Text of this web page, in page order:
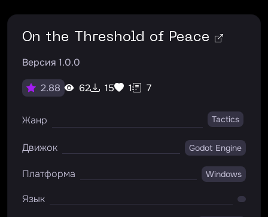
On the Threshold of Peace
Версия 1.0.0
2.88 62 15 1 7
Жанр Tactics
Движок Godot Engine
Платформа Windows
Язык